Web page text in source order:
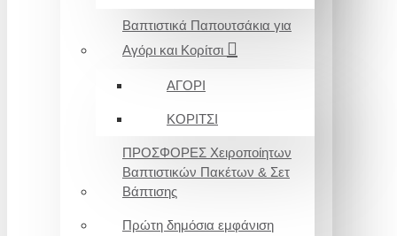
Βαπτιστικά Παπουτσάκια για
Αγόρι και Κορίτσι
ΑΓΟΡΙ
ΚΟΡΙΤΣΙ
ΠΡΟΣΦΟΡΕΣ Χειροποίητων
Βαπτιστικών Πακέτων & Σετ
Βάπτισης
Πρώτη δημόσια εμφάνιση